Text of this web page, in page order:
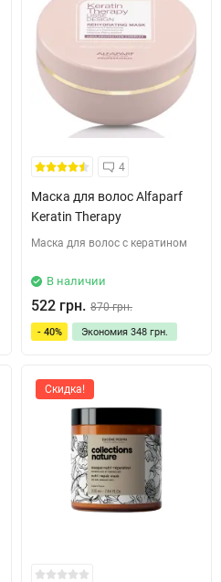
4
Маска для волос Alfaparf
Keratin Therapy
Маска для волос с кератином
В наличии
522 грн. 870 грн.
- 40% Экономия 348 грн.
Скидка!